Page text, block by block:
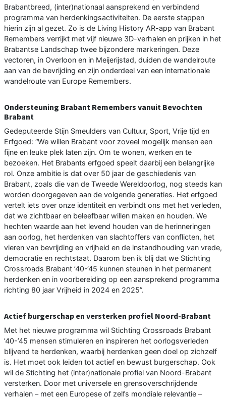
Brabantbreed, (inter)nationaal aansprekend en verbindend
programma van herdenkingsactiviteiten. De eerste stappen
hierin zijn al gezet. Zo is de Living History AR-app van Brabant
Remembers verrijkt met vijf nieuwe 3D-verhalen en prijken in het
Brabantse Landschap twee bijzondere markeringen. Deze
vectoren, in Overloon en in Meijerijstad, duiden de wandelroute
aan van de bevrijding en zijn onderdeel van een internationale
wandelroute van Europe Remembers.
Ondersteuning Brabant Remembers vanuit Bevochten
Brabant
Gedeputeerde Stijn Smeulders van Cultuur, Sport, Vrije tijd en
Erfgoed: “We willen Brabant voor zoveel mogelijk mensen een
fijne en leuke plek laten zijn. Om te wonen, werken en te
bezoeken. Het Brabants erfgoed speelt daarbij een belangrijke
rol. Onze ambitie is dat over 50 jaar de geschiedenis van
Brabant, zoals die van de Tweede Wereldoorlog, nog steeds kan
worden doorgegeven aan de volgende generaties. Het erfgoed
vertelt iets over onze identiteit en verbindt ons met het verleden,
dat we zichtbaar en beleefbaar willen maken en houden. We
hechten waarde aan het levend houden van de herinneringen
aan oorlog, het herdenken van slachtoffers van conflicten, het
vieren van bevrijding en vrijheid en de instandhouding van vrede,
democratie en rechtstaat. Daarom ben ik blij dat we Stichting
Crossroads Brabant ’40-‘45 kunnen steunen in het permanent
herdenken en in voorbereiding op een aansprekend programma
richting 80 jaar Vrijheid in 2024 en 2025”.
Actief burgerschap en versterken profiel Noord-Brabant
Met het nieuwe programma wil Stichting Crossroads Brabant
’40-’45 mensen stimuleren en inspireren het oorlogsverleden
blijvend te herdenken, waarbij herdenken geen doel op zichzelf
is. Het moet ook leiden tot actief en bewust burgerschap. Ook
wil de Stichting het (inter)nationale profiel van Noord-Brabant
versterken. Door met universele en grensoverschrijdende
verhalen – met een Europese of zelfs mondiale relevantie –